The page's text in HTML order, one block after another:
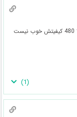
چرا دیگه تو زیرنویس چسبیده ها کیفیت 540 ندارید؟؟؟ 480 کیفیتش خوب نیست
(
1
)